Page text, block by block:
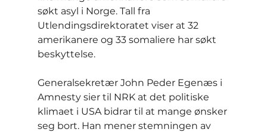
søkt asyl i Norge. Tall fra
Utlendingsdirektoratet viser at 32
amerikanere og 33 somaliere har søkt
beskyttelse.
Generalsekretær John Peder Egenæs i
Amnesty sier til NRK at det politiske
klimaet i USA bidrar til at mange ønsker
seg bort. Han mener stemningen av